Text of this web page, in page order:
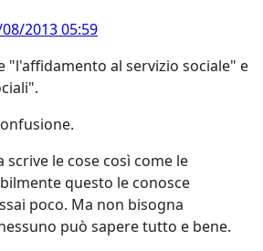
2013 05:59
"l'affidamento al servizio sociale" e
le cose così come le
questo le conosce
poco. Ma non bisogna
può sapere tutto e bene.